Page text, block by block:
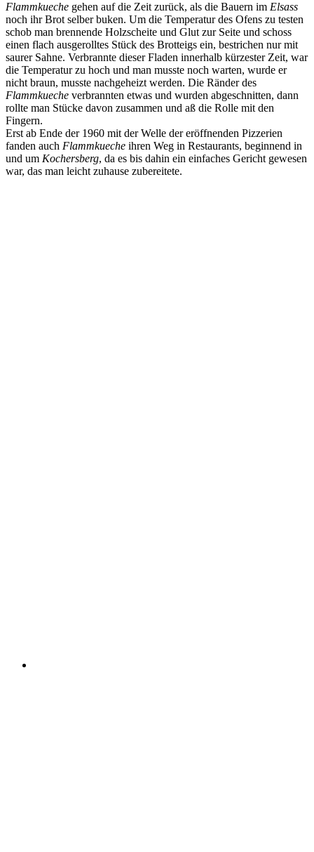
Flammkueche gehen auf die Zeit zurück, als die Bauern im Elsass
noch ihr Brot selber buken. Um die Temperatur des Ofens zu testen
schob man brennende Holzscheite und Glut zur Seite und schoss
einen flach ausgerolltes Stück des Brotteigs ein, bestrichen nur mit
saurer Sahne. Verbrannte dieser Fladen innerhalb kürzester Zeit, war
die Temperatur zu hoch und man musste noch warten, wurde er
nicht braun, musste nachgeheizt werden. Die Ränder des
Flammkueche verbrannten etwas und wurden abgeschnitten, dann
rollte man Stücke davon zusammen und aß die Rolle mit den
Fingern.
Erst ab Ende der 1960 mit der Welle der eröffnenden Pizzerien
fanden auch Flammkueche ihren Weg in Restaurants, beginnend in
und um Kochersberg, da es bis dahin ein einfaches Gericht gewesen
war, das man leicht zuhause zubereitete.